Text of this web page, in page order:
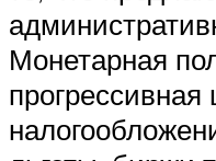
Монетарная